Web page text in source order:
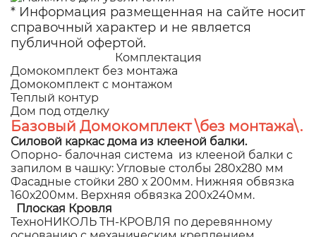
* Информация размещенная на сайте носит
справочный характер и не является
публичной офертой.
Комплектация
Домокомплект без монтажа
Домокомплект с монтажом
Теплый контур
Дом под отделку
Базовый Домокомплект \без монтажа\.
Силовой каркас дома из клееной балки.
Опорно- балочная система из клееной балки с
запилом в чашку: Угловые столбы 280х280 мм
Фасадные стойки 280 х 200мм. Нижняя обвязка
160х200мм. Верхняя обвязка 200х240мм.
Плоская Кровля
ТехноНИКОЛЬ ТН-КРОВЛЯ по деревянному